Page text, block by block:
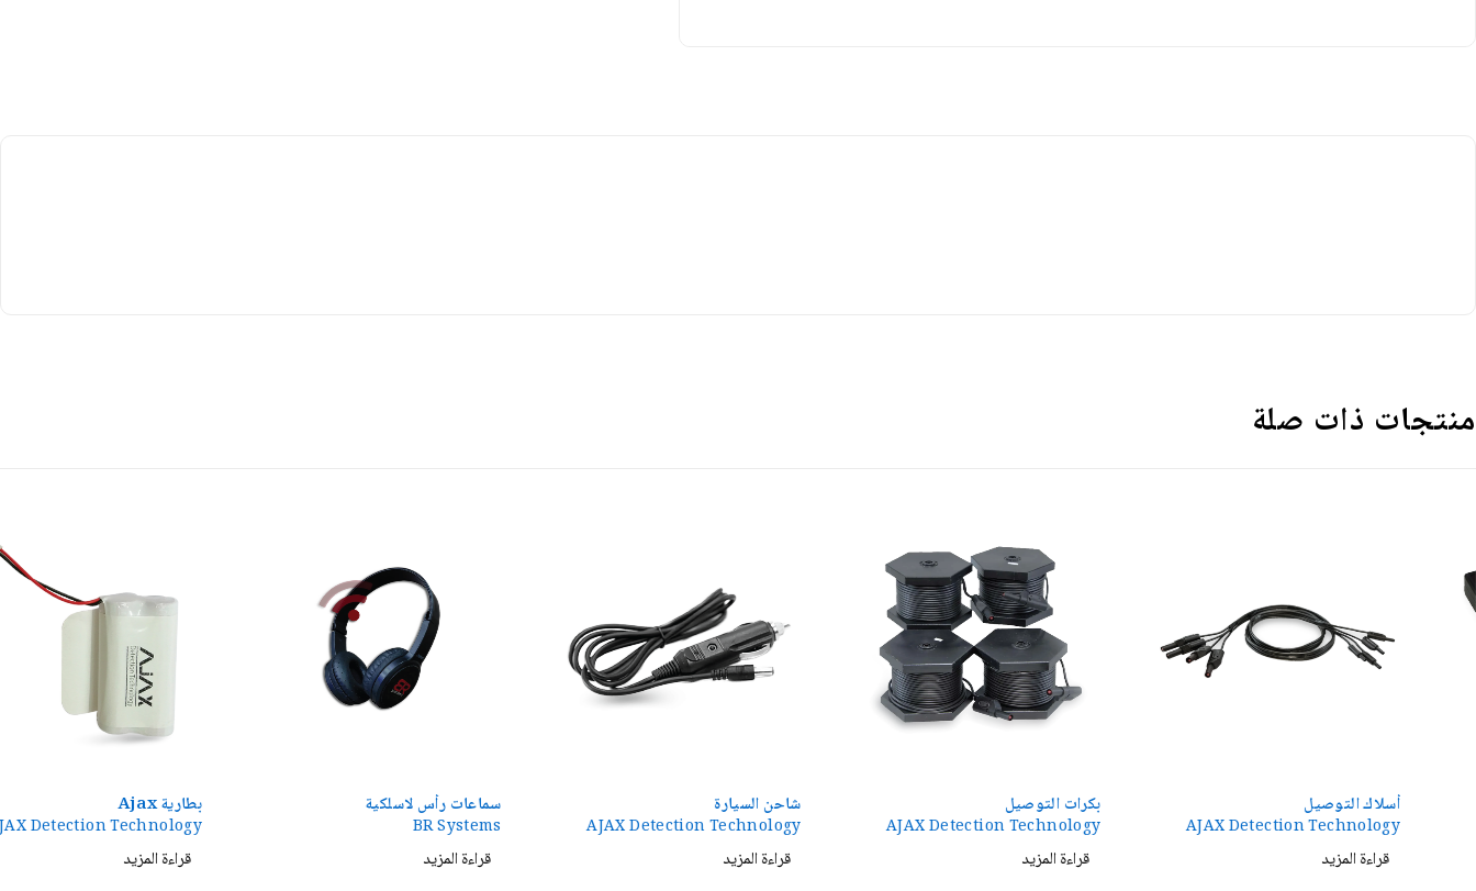
منتجات ذات صلة
أسلاك التوصيل
AJAX Detection Technology
قراءة المزيد
بكرات التوصيل
AJAX Detection Technology
قراءة المزيد
شاحن السيارة
AJAX Detection Technology
قراءة المزيد
سماعات رأس لاسلكية
BR Systems
قراءة المزيد
AJAX Detection Technology
قراءة المزيد